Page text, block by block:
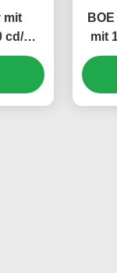
mit
m2
mit